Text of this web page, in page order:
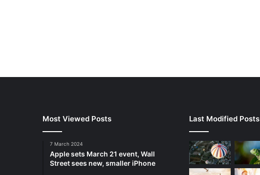
Most Viewed Posts
7 March 2024
Apple sets March 21 event, Wall
Street sees new, smaller iPhone
Last Modified Posts